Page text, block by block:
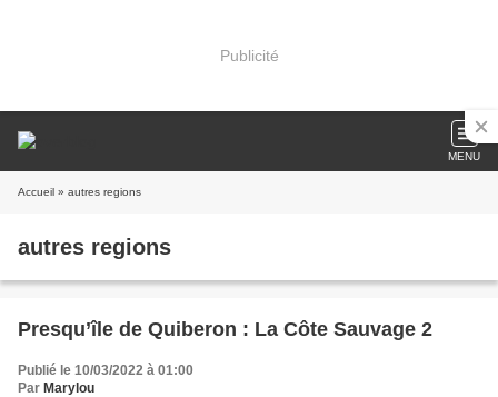
Publicité
MENU
Accueil » autres regions
autres regions
Presqu’île de Quiberon : La Côte Sauvage 2
Publié le 10/03/2022 à 01:00
Par Marylou